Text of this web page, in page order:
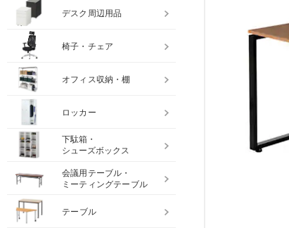
デスク周辺用品
椅子・チェア
オフィス収納・棚
ロッカー
下駄箱・
シューズボックス
会議用テーブル・
ミーティングテーブル
テーブル